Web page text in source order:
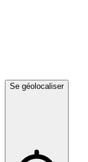
Se géolocaliser